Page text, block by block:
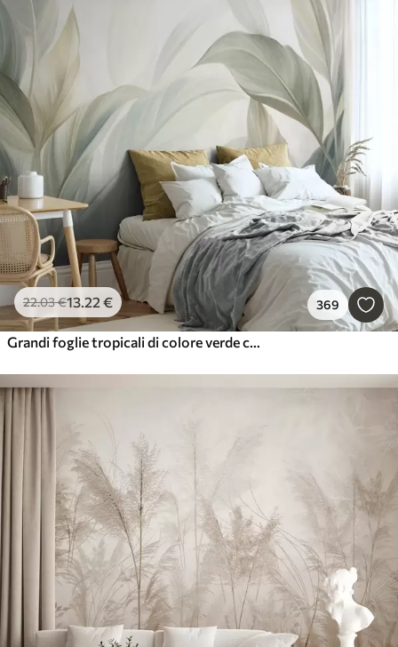
22.03€13.22 € 369
Grandi foglie tropicali di colore verde chiaro con tonalità tenui e pastello, in una composizione artistica ricca di texture